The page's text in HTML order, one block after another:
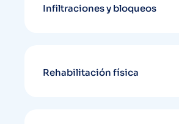
Infiltraciones y bloqueos
Rehabilitación física